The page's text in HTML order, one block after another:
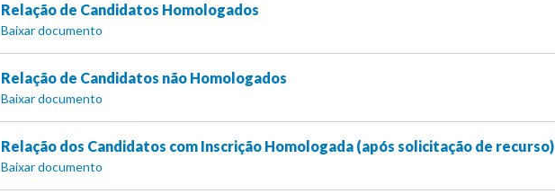
Relação de Candidatos Homologados
Baixar documento
Relação de Candidatos não Homologados
Baixar documento
Relação dos Candidatos com Inscrição Homologada (após solicitação de recurso)
Baixar documento